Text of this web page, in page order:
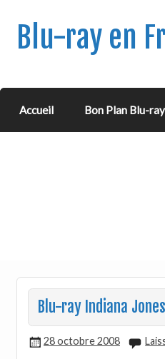
Blu-ray en
Accueil Bon Plan Blu-ray
Blu-ray Indiana
28 octobre 2008